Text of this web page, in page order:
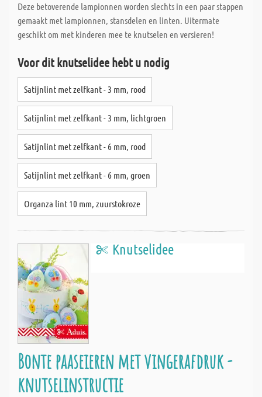
Deze betoverende lampionnen worden slechts in een paar stappen
gemaakt met lampionnen, stansdelen en linten. Uitermate
geschikt om met kinderen mee te knutselen en versieren!
Voor dit knutselidee hebt u nodig
Satijnlint met zelfkant - 3 mm, rood
Satijnlint met zelfkant - 3 mm, lichtgroen
Satijnlint met zelfkant - 6 mm, rood
Satijnlint met zelfkant - 6 mm, groen
Organza lint 10 mm, zuurstokroze
Knutselidee
Bonte paaseieren met vingerafdruk -
knutselinstructie